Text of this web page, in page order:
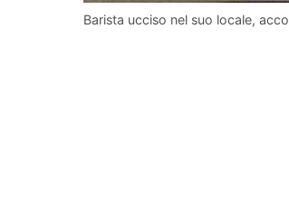
Barista ucciso nel suo locale,